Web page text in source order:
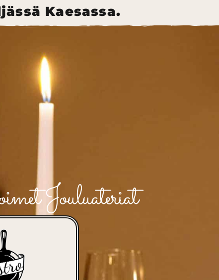
Kaesassa.
Jouluateriat